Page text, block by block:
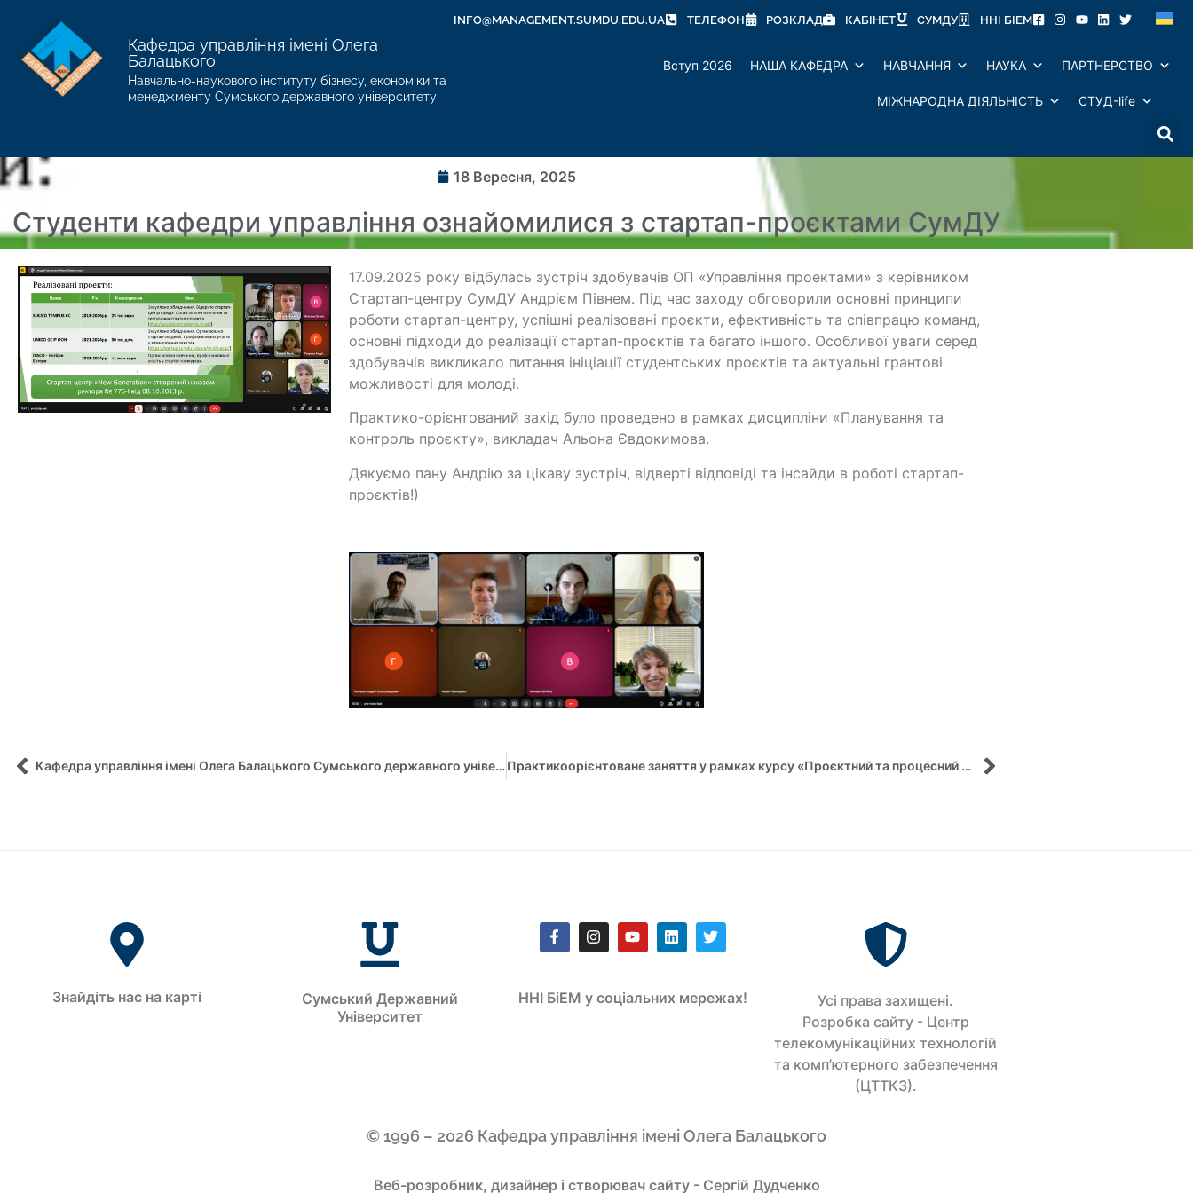
INFO@MANAGEMENT.SUMDU.EDU.UA ТЕЛЕФОН РОЗКЛАД КАБІНЕТ СУМДУ ННІ БІЕМ
Кафедра управління імені Олега
Балацького
Навчально-наукового інституту бізнесу, економіки та
менеджменту Сумського державного університету
Вступ 2026 НАША КАФЕДРА НАВЧАННЯ НАУКА ПАРТНЕРСТВО
МІЖНАРОДНА ДІЯЛЬНІСТЬ СТУД-life
18 Вересня, 2025
Студенти кафедри управління ознайомилися з стартап-проєктами СумДУ
17.09.2025 року відбулась зустріч здобувачів ОП «Управління проектами» з керівником
Стартап-центру СумДУ Андрієм Півнем. Під час заходу обговорили основні принципи
роботи стартап-центру, успішні реалізовані проєкти, ефективність та співпрацю команд,
основні підходи до реалізації стартап-проєктів та багато іншого. Особливої уваги серед
здобувачів викликало питання ініціації студентських проєктів та актуальні грантові
можливості для молоді.
Практико-орієнтований захід було проведено в рамках дисципліни «Планування та
контроль проєкту», викладач Альона Євдокимова.
Дякуємо пану Андрію за цікаву зустріч, відверті відповіді та інсайди в роботі стартап-
проєктів!)
Кафедра управління імені Олега Балацького Сумського державного університету запрошує студентів до участі у практикоорієнтованому занятті в рамках курсу «Управління кар’єрою та тайм-менеджмент» Практикоорієнтоване заняття у рамках курсу «Проєктний та процесний менеджмент»
Знайдіть нас на карті
Сумський Державний
Університет
ННІ БіЕМ у соціальних мережах!
Усi права захищенi.
Розробка сайту - Центр
телекомунікаційних технологій
та комп’ютерного забезпечення
(ЦТТКЗ).
© 1996 – 2026 Кафедра управління імені Олега Балацького
Веб-розробник, дизайнер і створювач сайту - Сергій Дудченко